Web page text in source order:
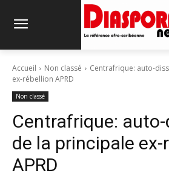
Accueil Non classé
Centrafrique: auto-
ex-rébellion APRD
Non classé
Centrafrique:
de la principale ex-
APRD